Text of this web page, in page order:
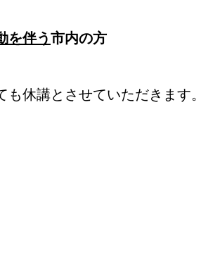
を伴う市内の方
も休講とさせていただきます